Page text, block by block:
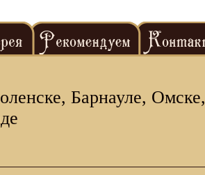
Барнауле, Омске,